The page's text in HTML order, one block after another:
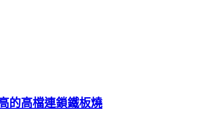
的高檔連鎖鐵板燒